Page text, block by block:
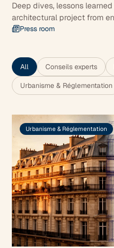
Deep dives, lessons
architectural project from
Press room
All Conseils experts
Urbanisme & Réglementation
Urbanisme & Réglementation